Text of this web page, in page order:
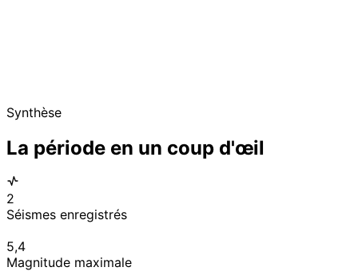
Synthèse
La période en un coup d'œil
2
Séismes enregistrés
5,4
Magnitude maximale